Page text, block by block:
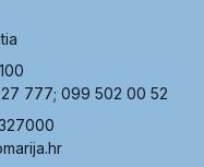
777; 099 502 00 52